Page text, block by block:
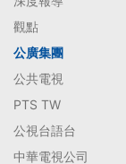
觀點
公廣集團
公共電視
PTS TW
公視台語台
中華電視公司